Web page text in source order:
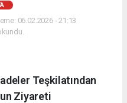
06.02.2026 - 21:13
Teşkilatından
Ziyareti